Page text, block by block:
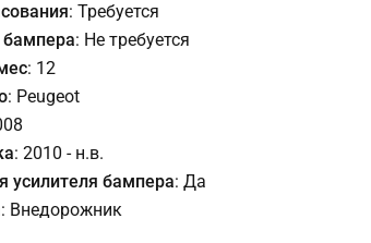
: Требуется
: Не требуется
: 12
: Peugeot
: 2010 - н.в.
усилителя бампера: Да
: Внедорожник